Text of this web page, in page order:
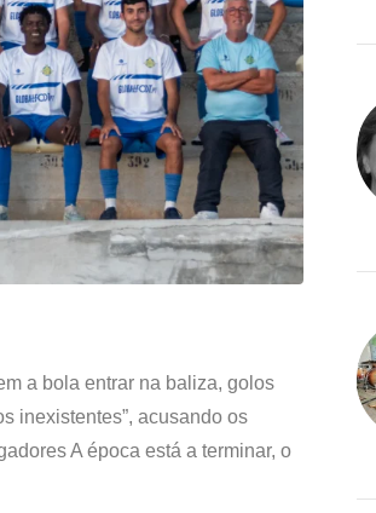
a bola entrar na baliza, golos
inexistentes”, acusando os
A época está a terminar, o